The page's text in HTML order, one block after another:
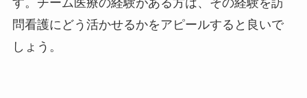
問看護にどう活かせるかをアピールすると良いで
しょう。